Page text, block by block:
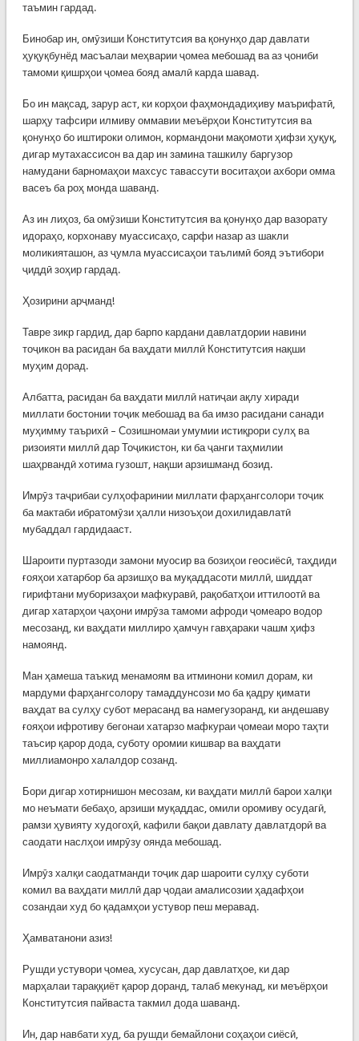
таъмин гардад.
Бинобар ин, омӯзиши Конститутсия ва қонунҳо дар давлати
ҳуқуқбунёд масъалаи меҳварии ҷомеа мебошад ва аз ҷониби
тамоми қишрҳои ҷомеа бояд амалӣ карда шавад.
Бо ин мақсад, зарур аст, ки корҳои фаҳмондадиҳиву маърифатӣ,
шарҳу тафсири илмиву оммавии меъёрҳои Конститутсия ва
қонунҳо бо иштироки олимон, кормандони мақомоти ҳифзи ҳуқуқ,
дигар мутахассисон ва дар ин замина ташкилу баргузор
намудани барномаҳои махсус тавассути воситаҳои ахбори омма
васеъ ба роҳ монда шаванд.
Аз ин лиҳоз, ба омӯзиши Конститутсия ва қонунҳо дар вазорату
идораҳо, корхонаву муассисаҳо, сарфи назар аз шакли
моликияташон, аз ҷумла муассисаҳои таълимӣ бояд эътибори
ҷиддӣ зоҳир гардад.
Ҳозирини арҷманд!
Тавре зикр гардид, дар барпо кардани давлатдории навини
тоҷикон ва расидан ба ваҳдати миллӣ Конститутсия нақши
муҳим дорад.
Албатта, расидан ба ваҳдати миллӣ натиҷаи ақлу хиради
миллати бостонии тоҷик мебошад ва ба имзо расидани санади
муҳимму таърихӣ – Созишномаи умумии истиқрори сулҳ ва
ризоияти миллӣ дар Тоҷикистон, ки ба ҷанги таҳмилии
шаҳрвандӣ хотима гузошт, нақши арзишманд бозид.
Имрӯз таҷрибаи сулҳофаринии миллати фарҳангсолори тоҷик
ба мактаби ибратомӯзи ҳалли низоъҳои дохилидавлатӣ
мубаддал гардидааст.
Шароити пуртазоди замони муосир ва бозиҳои геосиёсӣ, таҳдиди
ғояҳои хатарбор ба арзишҳо ва муқаддасоти миллӣ, шиддат
гирифтани муборизаҳои мафкуравӣ, рақобатҳои иттилоотӣ ва
дигар хатарҳои ҷаҳони имрӯза тамоми афроди ҷомеаро водор
месозанд, ки ваҳдати миллиро ҳамчун гавҳараки чашм ҳифз
намоянд.
Ман ҳамеша таъкид менамоям ва итминони комил дорам, ки
мардуми фарҳангсолору тамаддунсози мо ба қадру қимати
ваҳдат ва сулҳу субот мерасанд ва намегузоранд, ки андешаву
ғояҳои ифротиву бегонаи хатарзо мафкураи ҷомеаи моро таҳти
таъсир қарор дода, суботу оромии кишвар ва ваҳдати
миллиамонро халалдор созанд.
Бори дигар хотирнишон месозам, ки ваҳдати миллӣ барои халқи
мо неъмати бебаҳо, арзиши муқаддас, омили оромиву осудагӣ,
рамзи ҳувияту худогоҳӣ, кафили бақои давлату давлатдорӣ ва
саодати наслҳои имрӯзу оянда мебошад.
Имрӯз халқи саодатманди тоҷик дар шароити сулҳу суботи
комил ва ваҳдати миллӣ дар ҷодаи амалисозии ҳадафҳои
созандаи худ бо қадамҳои устувор пеш меравад.
Ҳамватанони азиз!
Рушди устувори ҷомеа, хусусан, дар давлатҳое, ки дар
марҳалаи тараққиёт қарор доранд, талаб мекунад, ки меъёрҳои
Конститутсия пайваста такмил дода шаванд.
Ин, дар навбати худ, ба рушди бемайлони соҳаҳои сиёсӣ,